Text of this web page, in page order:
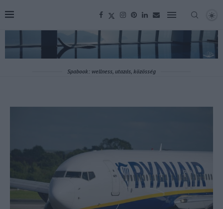
Spabook: wellness, utazás, közösség